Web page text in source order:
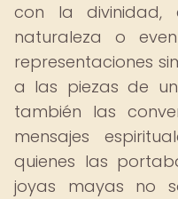
con la
naturaleza o
representaciones
a las piezas de
también las
mensajes
quienes las
joyas mayas no